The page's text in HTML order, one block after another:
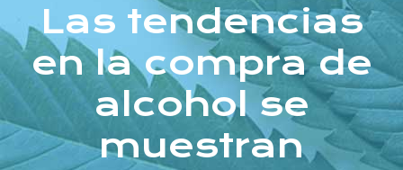
Las tendencias
en la compra de
alcohol se
muestran